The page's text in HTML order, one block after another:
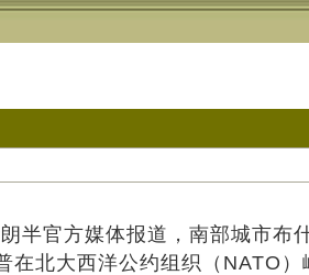
官方媒体报道，南部城市布
北大西洋公约组织（NATO）